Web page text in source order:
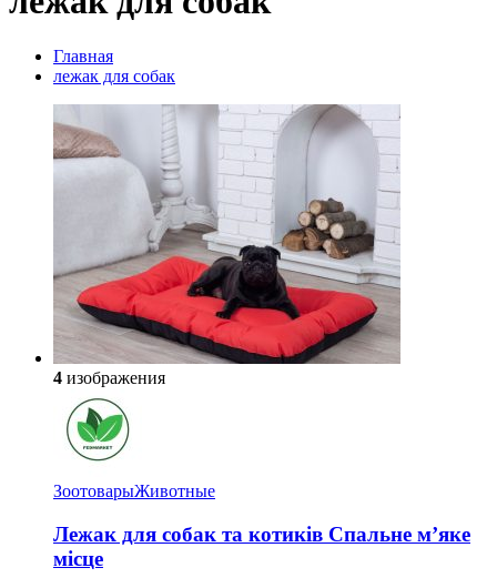
Главная
лежак для собак
4 изображения
ЗоотоварыЖивотные
Лежак для собак та котиків Спальне м’яке
місце